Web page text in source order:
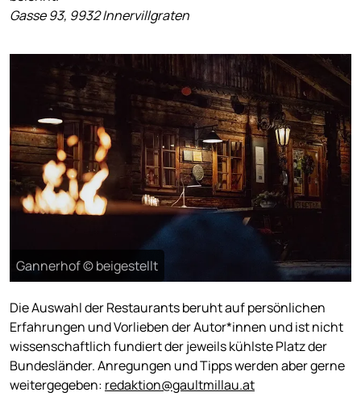
Gasse 93, 9932 Innervillgraten
Gannerhof © beigestellt
Die Auswahl der Restaurants beruht auf persönlichen
Erfahrungen und Vorlieben der Autor*innen und ist nicht
wissenschaftlich fundiert der jeweils kühlste Platz der
Bundesländer. Anregungen und Tipps werden aber gerne
weitergegeben: redaktion@gaultmillau.at